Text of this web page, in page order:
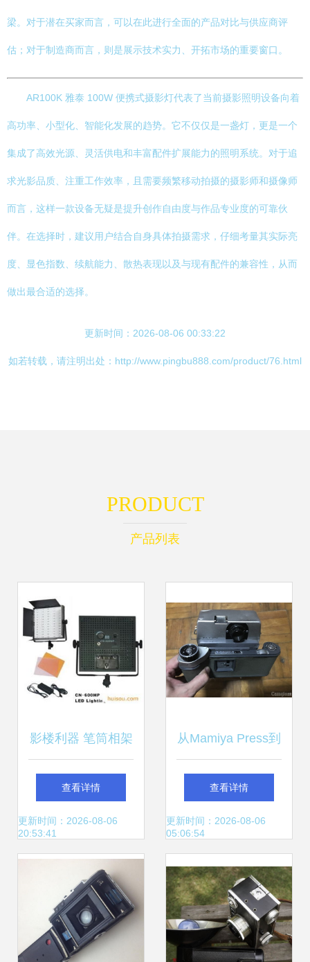
梁。对于潜在买家而言，可以在此进行全面的产品对比与供应商评
估；对于制造商而言，则是展示技术实力、开拓市场的重要窗口。
AR100K 雅泰 100W 便携式摄影灯代表了当前摄影照明设备向着
高功率、小型化、智能化发展的趋势。它不仅仅是一盏灯，更是一个
集成了高效光源、灵活供电和丰富配件扩展能力的照明系统。对于追
求光影品质、注重工作效率，且需要频繁移动拍摄的摄影师和摄像师
而言，这样一款设备无疑是提升创作自由度与作品专业度的可靠伙
伴。在选择时，建议用户结合自身具体拍摄需求，仔细考量其实际亮
度、显色指数、续航能力、散热表现以及与现有配件的兼容性，从而
做出最合适的选择。
更新时间：2026-08-06 00:33:22
如若转载，请注明出处：http://www.pingbu888.com/product/76.html
PRODUCT
产品列表
影楼利器 笔筒相架
与数码灯具的实用
指南
查看详情
更新时间：2026-08-06
20:53:41
从Mamiya Press到
摄影论坛 一段关于
器材交易与传统热
情的时光之旅
查看详情
更新时间：2026-08-06
05:06:54